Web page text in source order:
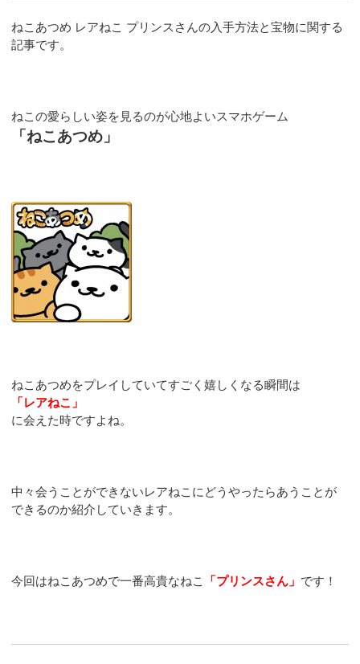
ねこあつめ レアねこ プリンスさんの入手方法と宝物に関する
記事です。
ねこの愛らしい姿を見るのが心地よいスマホゲーム
「ねこあつめ」
ねこあつめをプレイしていてすごく嬉しくなる瞬間は
「レアねこ」
に会えた時ですよね。
中々会うことができないレアねこにどうやったらあうことが
できるのか紹介していきます。
今回はねこあつめで一番高貴なねこ 「プリンスさん」 です！